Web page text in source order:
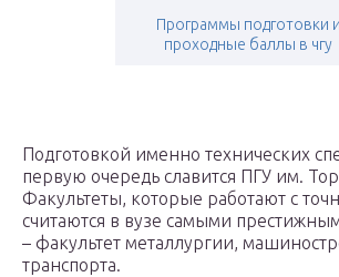
Программы подготовки и
проходные баллы в чгу
Подготовкой именно технических
первую очередь славится ПГУ им.
Факультеты, которые работают с
считаются в вузе самыми
– факультет металлургии,
транспорта.